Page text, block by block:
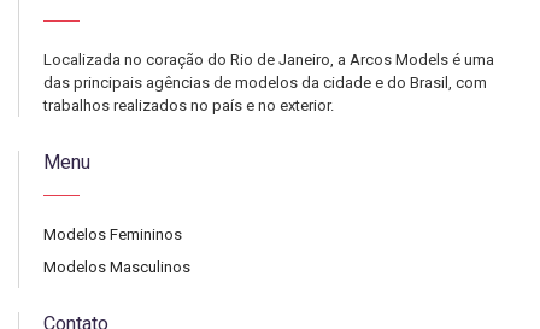
Localizada no coração do Rio de Janeiro, a Arcos Models é uma
das principais agências de modelos da cidade e do Brasil, com
trabalhos realizados no país e no exterior.
Menu
Modelos Femininos
Modelos Masculinos
Contato